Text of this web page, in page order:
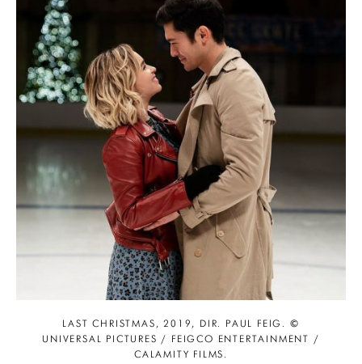
LAST CHRISTMAS, 2019, DIR. PAUL FEIG. ©
UNIVERSAL PICTURES / FEIGCO ENTERTAINMENT /
CALAMITY FILMS.